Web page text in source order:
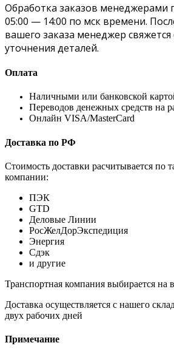
Обработка заказов менеджерами
05:00 — 14:00 по мск времени.
вашего заказа менеджер свяжется
уточнения деталей.
Оплата
Наличными или банковской
Переводов денежных средств на
Онлайн VISA/MasterCard
Доставка по РФ
Стоимость доставки расчитывается по
компании:
ПЭК
GTD
Деловые Линии
РосЖелДорЭкспедиция
Энергия
Сдэк
и другие
Транспортная компания выбирается на
Доставка осуществляется с нашего
двух рабочих дней
Примечание